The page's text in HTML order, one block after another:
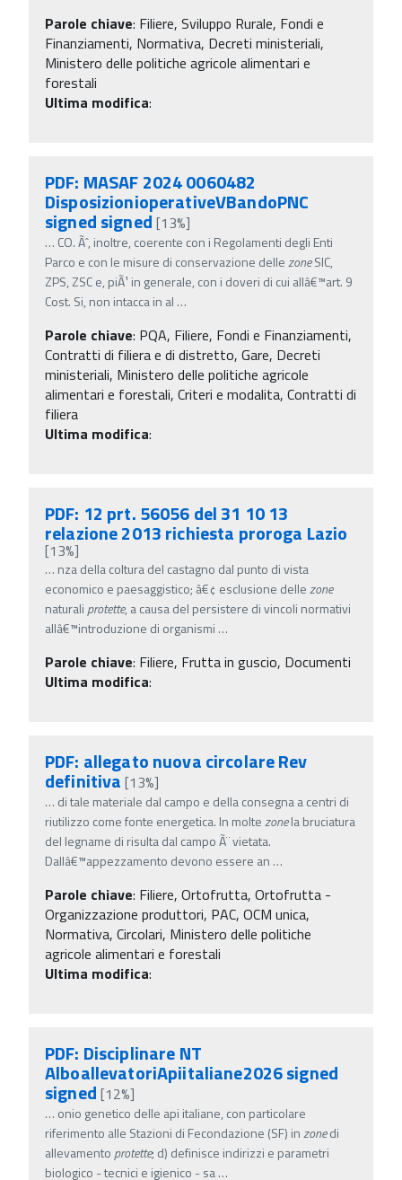
Parole chiave: Filiere, Sviluppo Rurale, Fondi e
Finanziamenti, Normativa, Decreti ministeriali,
Ministero delle politiche agricole alimentari e
forestali
Ultima modifica:
PDF: MASAF 2024 0060482
DisposizionioperativeVBandoPNC
signed signed[13%]
… CO. Ãˆ, inoltre, coerente con i Regolamenti degli Enti
Parco e con le misure di conservazione dellezoneSIC,
ZPS, ZSC e, piÃ¹ in generale, con i doveri di cui allâ€™art. 9
Cost. Si, non intacca in al …
Parole chiave: PQA, Filiere, Fondi e Finanziamenti,
Contratti di filiera e di distretto, Gare, Decreti
ministeriali, Ministero delle politiche agricole
alimentari e forestali, Criteri e modalita, Contratti di
filiera
Ultima modifica:
PDF: 12 prt. 56056 del 31 10 13
relazione 2013 richiesta proroga Lazio
[13%]
… nza della coltura del castagno dal punto di vista
economico e paesaggistico; â€¢ esclusione dellezone
naturali protette, a causa del persistere di vincoli normativi
allâ€™introduzione di organismi …
Parole chiave: Filiere, Frutta in guscio, Documenti
Ultima modifica:
PDF: allegato nuova circolare Rev
definitiva [13%]
… di tale materiale dal campo e della consegna a centri di
riutilizzo come fonte energetica. In moltezonela bruciatura
del legname di risulta dal campo Ã¨ vietata.
Dallâ€™appezzamento devono essere an …
Parole chiave: Filiere, Ortofrutta, Ortofrutta -
Organizzazione produttori, PAC, OCM unica,
Normativa, Circolari, Ministero delle politiche
agricole alimentari e forestali
Ultima modifica:
PDF: Disciplinare NT
AlboallevatoriApiitaliane2026 signed
signed [12%]
… onio genetico delle api italiane, con particolare
riferimento alle Stazioni di Fecondazione (SF) inzonedi
allevamento protette; d) definisce indirizzi e parametri
biologico - tecnici e igienico - sa…